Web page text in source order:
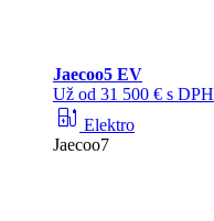
Jaecoo5 EV
Už od 31 500 € s DPH
ev_station Elektro
Jaecoo7